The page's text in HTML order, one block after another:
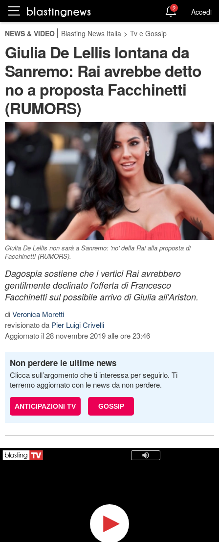
2 Accedi
NEWS & VIDEO Blasting News Italia > Tv e Gossip
Giulia De Lellis lontana da
Sanremo: Rai avrebbe detto
no a proposta Facchinetti
(RUMORS)
Giulia De Lellis non sarà a Sanremo: 'no' della Rai alla proposta di
Facchinetti (RUMORS).
Dagospia sostiene che i vertici Rai avrebbero
gentilmente declinato l'offerta di Francesco
Facchinetti sul possibile arrivo di Giulia all'Ariston.
diVeronica Moretti
revisionato da Pier Luigi Crivelli
Aggiornato il 28 novembre 2019 alle ore 23:46
Non perdere le ultime news
Clicca sull’argomento che ti interessa per seguirlo. Ti
terremo aggiornato con le news da non perdere.
ANTICIPAZIONI TV GOSSIP